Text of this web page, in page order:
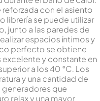
con el asiento
librería se puede utilizar
junto a las paredes de
espacios íntimos y
perfecto se obtiene
y constante en
a los 40 °C. Los
y una cantidad de
que
relax y una mayor